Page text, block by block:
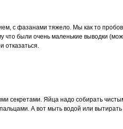
с фазанами тяжело. Мы как то
что были очень маленькие выводки
отказаться.
секретами. Яйца надо собирать
А вот мыть водой или